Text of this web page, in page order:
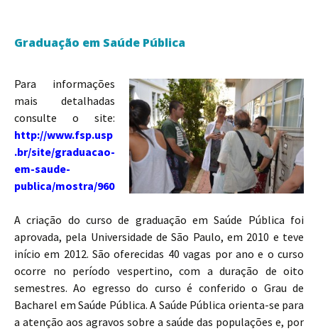
Graduação em Saúde Pública
Para informações
mais detalhadas
consulte o site:
http://www.fsp.usp
.br/site/graduacao-
em-saude-
publica/mostra/960
A criação do curso de graduação em Saúde Pública foi
aprovada, pela Universidade de São Paulo, em 2010 e teve
início em 2012. São oferecidas 40 vagas por ano e o curso
ocorre no período vespertino, com a duração de oito
semestres. Ao egresso do curso é conferido o Grau de
Bacharel em Saúde Pública. A Saúde Pública orienta-se para
a atenção aos agravos sobre a saúde das populações e, por